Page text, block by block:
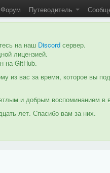
Форум Путеводитель
на наш Discord сервер.
лицензией.
на GitHub.
из вас за время, которое вы
и добрым воспоминанием
лет. Спасибо вам за них.